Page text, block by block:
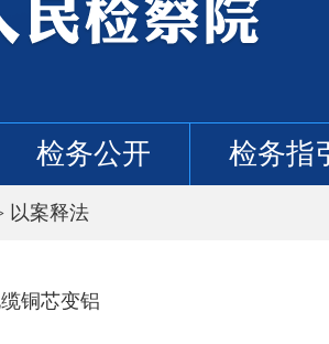
检务公开 检务指引
以案释法
铜芯变铝